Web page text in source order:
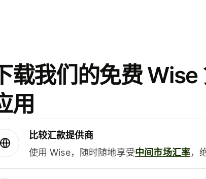
载我们的免费 Wise
用
比较汇款提供商
使用 Wise，随时随地享受中间市场汇率，